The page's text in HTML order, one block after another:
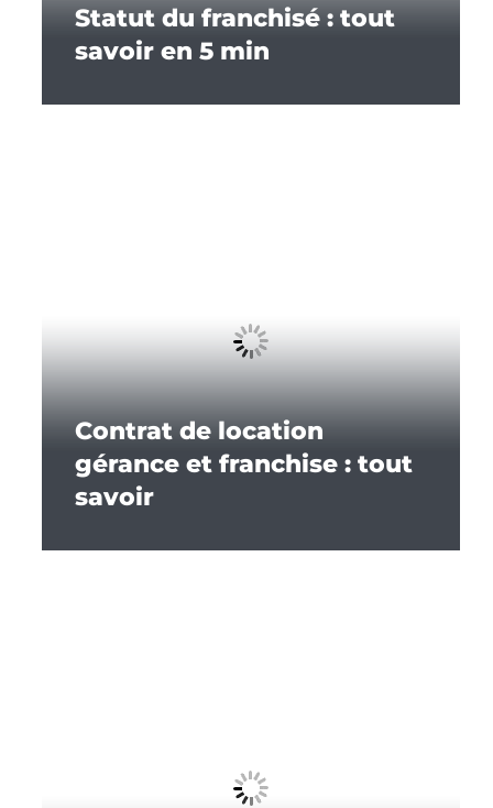
Statut du franchisé : tout
savoir en 5 min
Contrat de location
gérance et franchise : tout
savoir